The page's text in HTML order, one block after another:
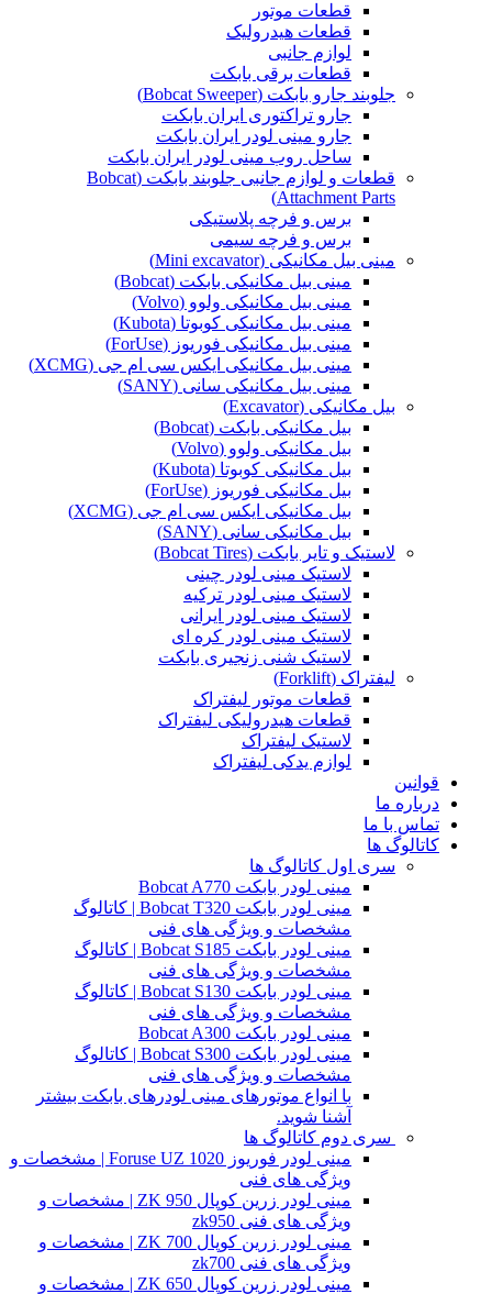
قطعات موتور
قطعات هیدرولیک
لوازم جانبی
قطعات برقی بابکت
جلوبند جارو بابکت (Bobcat Sweeper)
جارو تراکتوری ایران بابکت
جارو مینی لودر ایران بابکت
ساحل روب مینی لودر ایران بابکت
قطعات و لوازم جانبی جلوبند بابکت (Bobcat
Attachment Parts)
برس و فرچه پلاستیکی
برس و فرچه سیمی
مینی بیل مکانیکی (Mini excavator)
مینی بیل مکانیکی بابکت (Bobcat)
مینی بیل مکانیکی ولوو (Volvo)
مینی بیل مکانیکی کوبوتا (Kubota)
مینی بیل مکانیکی فوریوز (ForUse)
مینی بیل مکانیکی ایکس سی ام جی (XCMG)
مینی بیل مکانیکی سانی (SANY)
بیل مکانیکی (Excavator)
بیل مکانیکی بابکت (Bobcat)
بیل مکانیکی ولوو (Volvo)
بیل مکانیکی کوبوتا (Kubota)
بیل مکانیکی فوریوز (ForUse)
بیل مکانیکی ایکس سی ام جی (XCMG)
بیل مکانیکی سانی (SANY)
لاستیک و تایر بابکت (Bobcat Tires)
لاستیک مینی لودر چینی
لاستیک مینی لودر ترکیه
لاستیک مینی لودر ایرانی
لاستیک مینی لودر کره ای
لاستیک شنی زنجیری بابکت
لیفتراک (Forklift)
قطعات موتور لیفتراک
قطعات هیدرولیکی لیفتراک
لاستیک لیفتراک
لوازم یدکی لیفتراک
قوانین
درباره ما
تماس با ما
کاتالوگ ها
سری اول کاتالوگ ها
مینی لودر بابکت Bobcat A770
مینی لودر بابکت Bobcat T320 | کاتالوگ
مشخصات و ویژگی های فنی
مینی لودر بابکت Bobcat S185 | کاتالوگ
مشخصات و ویژگی های فنی
مینی لودر بابکت Bobcat S130 | کاتالوگ
مشخصات و ویژگی های فنی
مینی لودر بابکت Bobcat A300
مینی لودر بابکت Bobcat S300 | کاتالوگ
مشخصات و ویژگی های فنی
با انواع موتورهای مینی لودرهای بابکت بیشتر
آشنا شوید.
سری دوم کاتالوگ ها
مینی لودر فوریوز Foruse UZ 1020 | مشخصات و
ویژگی های فنی
مینی لودر زرین کوپال ZK 950 | مشخصات و
ویژگی های فنی zk950
مینی لودر زرین کوپال ZK 700 | مشخصات و
ویژگی های فنی zk700
مینی لودر زرین کوپال ZK 650 | مشخصات و